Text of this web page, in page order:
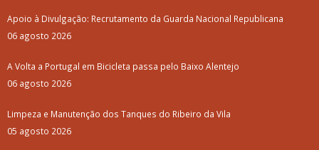
Apoio à Divulgação: Recrutamento da Guarda Nacional Republicana
06 agosto 2026
A Volta a Portugal em Bicicleta passa pelo Baixo Alentejo
06 agosto 2026
Limpeza e Manutenção dos Tanques do Ribeiro da Vila
05 agosto 2026